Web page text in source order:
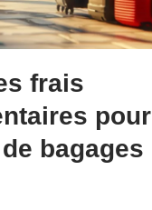
frais
pour
bagages